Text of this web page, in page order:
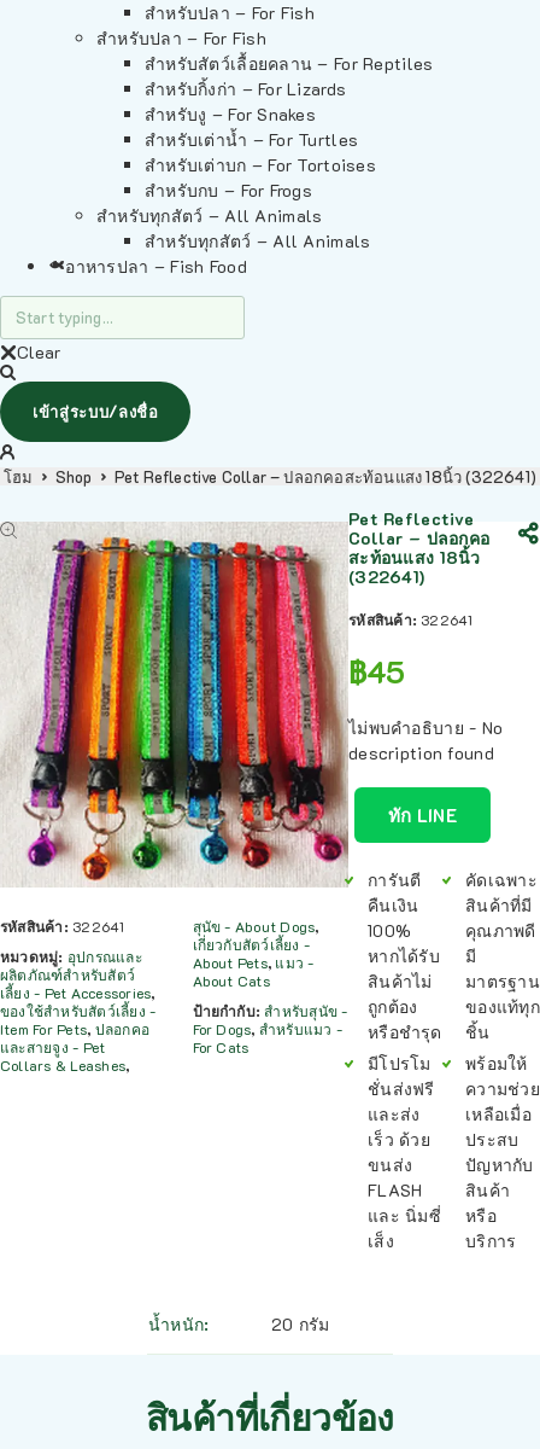
สำหรับปลา – For Fish
สำหรับปลา – For Fish
สำหรับสัตว์เลื้อยคลาน – For Reptiles
สำหรับกิ้งก่า – For Lizards
สำหรับงู – For Snakes
สำหรับเต่าน้ำ – For Turtles
สำหรับเต่าบก – For Tortoises
สำหรับกบ – For Frogs
สำหรับทุกสัตว์ – All Animals
สำหรับทุกสัตว์ – All Animals
อาหารปลา – Fish Food
Clear
เข้าสู่ระบบ/ลงชื่อ
โฮม Shop Pet Reflective Collar – ปลอกคอสะท้อนแสง 18นิ้ว (322641)
รหัสสินค้า: 322641
หมวดหมู่: อุปกรณและ
ผลิตภัณฑ์สำหรับสัตว์
เลี้ยง - Pet Accessories,
ของใช้สำหรับสัตว์เลี้ยง -
Item For Pets, ปลอกคอ
และสายจูง - Pet
Collars & Leashes,
สุนัข - About Dogs,
เกี่ยวกับสัตว์เลี้ยง -
About Pets, แมว -
About Cats
ป้ายกำกับ:สำหรับสุนัข -
For Dogs, สำหรับแมว -
For Cats
Pet Reflective
Collar – ปลอกคอ
สะท้อนแสง 18นิ้ว
(322641)
รหัสสินค้า: 322641
฿45
ไม่พบคำอธิบาย - No
description found
ทัก LINE
การันตี
คืนเงิน
100%
หากได้รับ
สินค้าไม่
ถูกต้อง
หรือชำรุด
มีโปรโม
ชั่นส่งฟรี
และส่ง
เร็ว ด้วย
ขนส่ง
FLASH
และ นิ่มซี่
เส็ง
คัดเฉพาะ
สินค้าที่มี
คุณภาพดี
มี
มาตรฐาน
ของแท้ทุก
ชิ้น
พร้อมให้
ความช่วย
เหลือเมื่อ
ประสบ
ปัญหากับ
สินค้า
หรือ
บริการ
น้ำหนัก 20 กรัม
สินค้าที่เกี่ยวข้อง